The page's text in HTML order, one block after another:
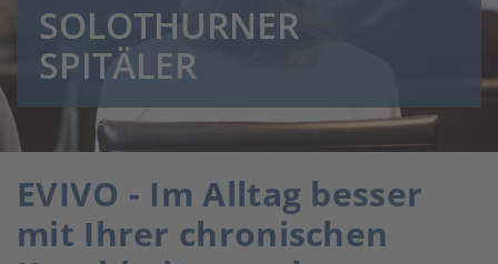
SOLOTHURNER
SPITÄLER
EVIVO - Im Alltag besser
mit Ihrer chronischen